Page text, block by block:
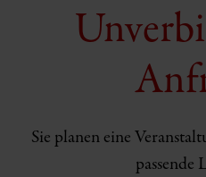
Sie planen eine
passende